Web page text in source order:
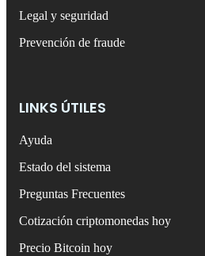
Legal y seguridad
Prevención de fraude
LINKS ÚTILES
Ayuda
Estado del sistema
Preguntas Frecuentes
Cotización criptomonedas hoy
Precio Bitcoin hoy